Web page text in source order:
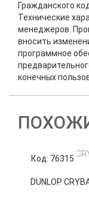
Гражданского
Технические
менеджеров.
вносить
программное
конечных
Код: 76315
DUNLOP